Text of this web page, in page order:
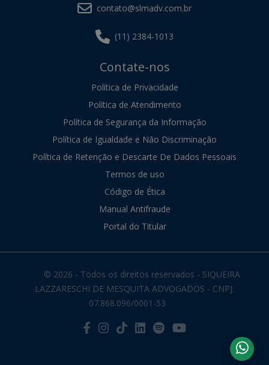
contato@slmadv.com.br
(11) 2384-1013
Contate-nos
Política de Privacidade
Política de Atendimento
Política de Segurança da Informação
Política de Igualdade e Não Discriminação
Política de Retenção e Descarte De Dados Pessoais
Termos de uso
Código de Ética
Manual Antifraude
Portal do Titular
© 2026 - Todos os direitos reservados - SIQUEIRA
LAZZARESCHI DE MESQUITA ADVOGADOS - CNPJ:
07.868.096/0001-53